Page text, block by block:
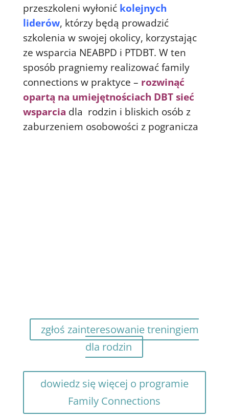
przeszkoleni wyłonićkolejnych
liderów, którzy będą prowadzić
szkolenia w swojej okolicy, korzystając
ze wsparcia NEABPD i PTDBT. W ten
sposób pragniemy realizować family
connections w praktyce – rozwinąć
opartą na umiejętnościach DBT sieć
wsparcia dla rodzin i bliskich osób z
zaburzeniem osobowości z pogranicza
zgłoś zainteresowanie treningiem
dla rodzin
dowiedz się więcej o programie
Family Connections